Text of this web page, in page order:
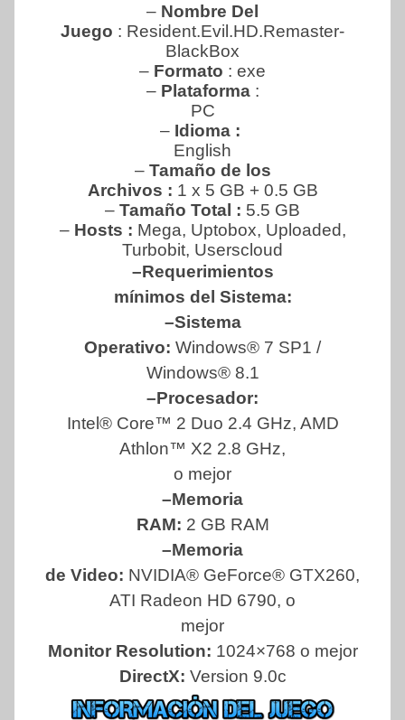
– Nombre Del
Juego : Resident.Evil.HD.Remaster-
BlackBox
– Formato : exe
– Plataforma :
PC
– Idioma :
English
– Tamaño de los
Archivos : 1 x 5 GB + 0.5 GB
– Tamaño Total : 5.5 GB
– Hosts : Mega, Uptobox, Uploaded,
Turbobit, Userscloud
–Requerimientos
mínimos del Sistema:
–Sistema
Operativo: Windows® 7 SP1 /
Windows® 8.1
–Procesador:
Intel® Core™ 2 Duo 2.4 GHz, AMD
Athlon™ X2 2.8 GHz,
o mejor
–Memoria
RAM: 2 GB RAM
–Memoria
de Video: NVIDIA® GeForce® GTX260,
ATI Radeon HD 6790, o
mejor
Monitor Resolution: 1024×768 o mejor
DirectX: Version 9.0c